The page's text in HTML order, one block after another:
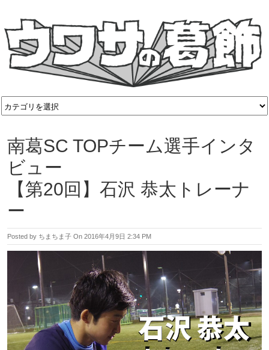
南葛SC TOPチーム選手インタ
ビュー
【第20回】石沢 恭太トレーナ
ー
Posted by ちまちま子 On 2016年4月9日 2:34 PM